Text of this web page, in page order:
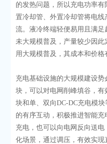
的发热问题，所以充电功率
置冷却管、外置冷却管将电
流。液冷终端轻便易用且满
未大规模普及，产量较少因
用大规模普及，其成本和价格
充电基础设施的大规模建设
块，可以对电网削峰填谷，
块和单、双向DC-DC充电模
的有序互动，积极推进智能
充电，也可以向电网反向送
化场景，通过调压，有效实